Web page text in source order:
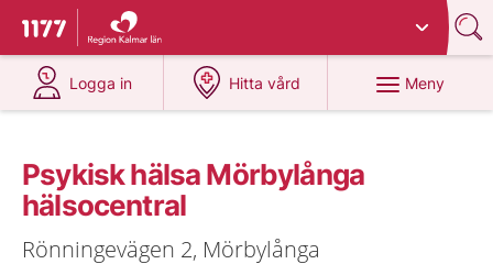
Till startsidan för 1177
Du har valt region
Logga in
på 1177.se
Hitta vård
på 1177.se
Meny
Psykisk hälsa Mörbylånga
hälsocentral
Rönningevägen 2, Mörbylånga